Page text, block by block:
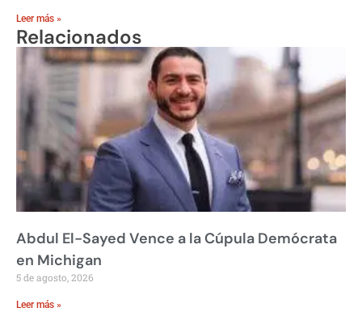
Leer más »
Relacionados
Abdul El-Sayed Vence a la Cúpula Demócrata
en Michigan
5 de agosto, 2026
Leer más »